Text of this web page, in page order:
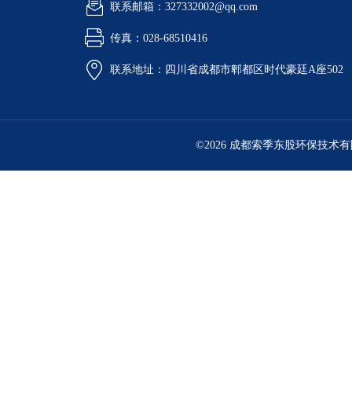
联系邮箱：327332002@qq.com
传真：028-68510416
联系地址：四川省成都市郫都区时代豪廷A座502
©2026 成都索季东股环保技术